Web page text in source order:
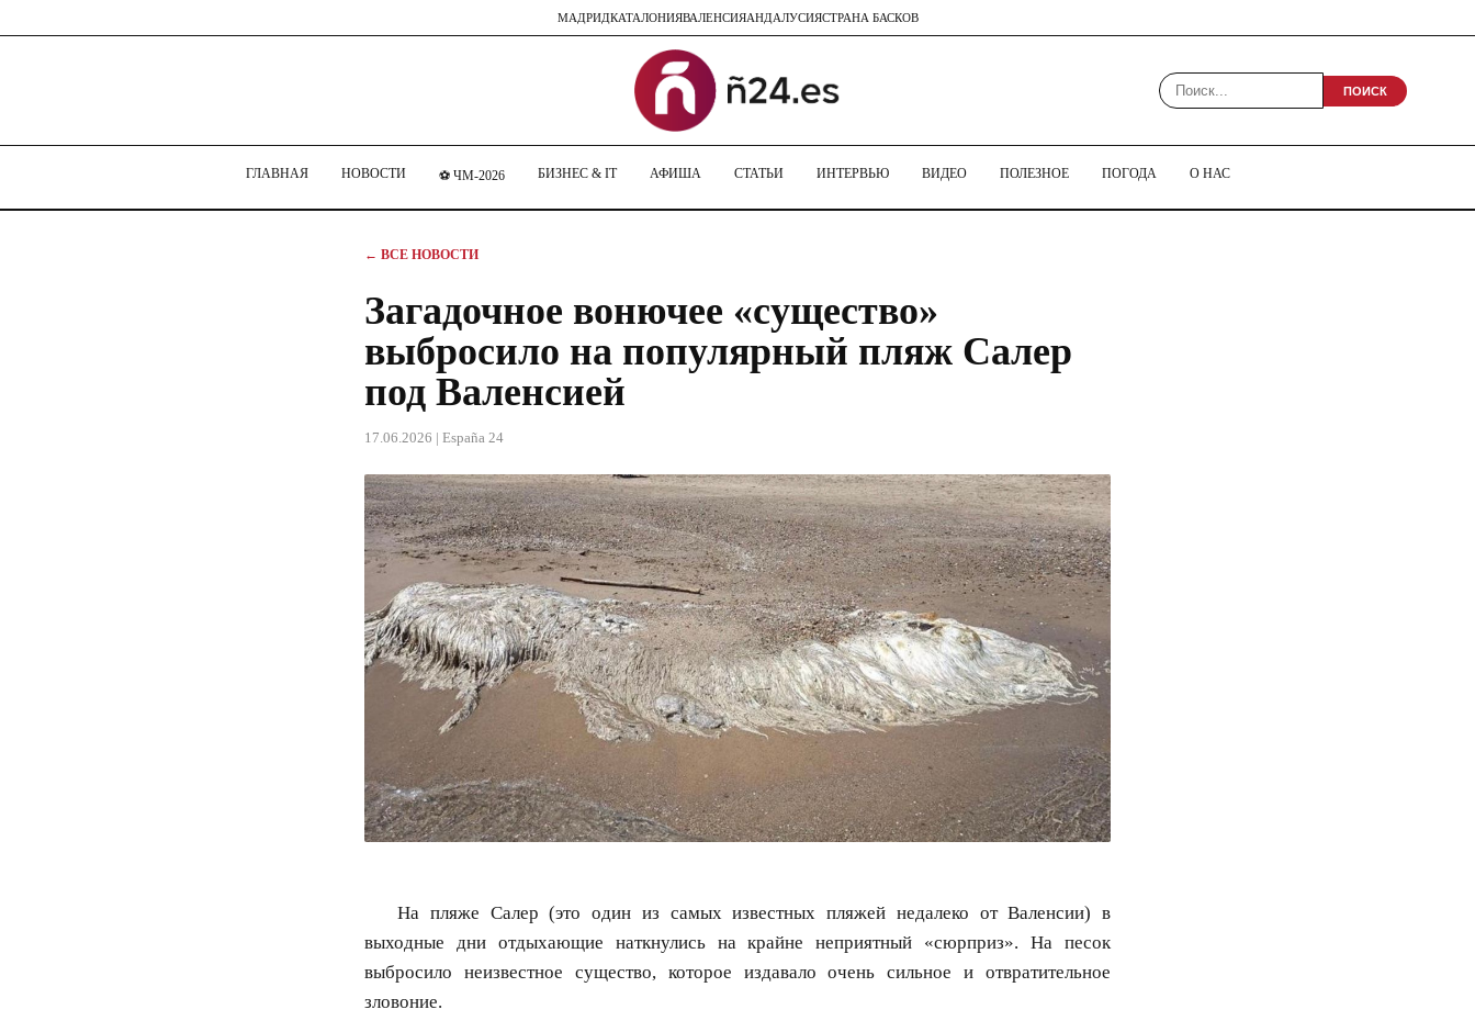
МАДРИДКАТАЛОНИЯВАЛЕНСИЯАНДАЛУСИЯСТРАНА БАСКОВ
ПОИСК
ГЛАВНАЯ НОВОСТИ ⚽ ЧМ-2026 БИЗНЕС & IT АФИША СТАТЬИ ИНТЕРВЬЮ ВИДЕО ПОЛЕЗНОЕ ПОГОДА О НАС
← ВСЕ НОВОСТИ
Загадочное вонючее «существо»
выбросило на популярный пляж Салер
под Валенсией
17.06.2026 | España 24
На пляже Салер (это один из самых известных пляжей недалеко от Валенсии) в
выходные дни отдыхающие наткнулись на крайне неприятный «сюрприз». На песок
выбросило неизвестное существо, которое издавало очень сильное и отвратительное
зловоние.